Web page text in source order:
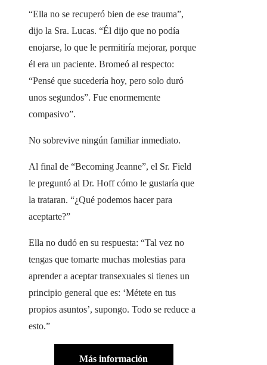
“Ella no se recuperó bien de ese trauma”,
dijo la Sra. Lucas. “Él dijo que no podía
enojarse, lo que le permitiría mejorar, porque
él era un paciente. Bromeó al respecto:
“Pensé que sucedería hoy, pero solo duró
unos segundos”. Fue enormemente
compasivo”.
No sobrevive ningún familiar inmediato.
Al final de “Becoming Jeanne”, el Sr. Field
le preguntó al Dr. Hoff cómo le gustaría que
la trataran. “¿Qué podemos hacer para
aceptarte?”
Ella no dudó en su respuesta: “Tal vez no
tengas que tomarte muchas molestias para
aprender a aceptar transexuales si tienes un
principio general que es: ‘Métete en tus
propios asuntos’, supongo. Todo se reduce a
esto.”
Más información